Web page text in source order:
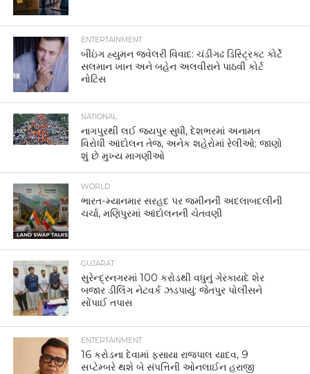
ENTERTAINMENT
બીઇંગ હ્યુમન જ્વેલરી વિવાદ: ચંડીગઢ ડિસ્ટ્રિક્ટ કોર્ટે
સલમાન ખાન અને બહેન અલવીરાને પાઠવી કોર્ટ
નોટિસ
NATIONAL
નાગપુરથી લઈ જયપુર સુધી, દેશભરમાં અનામત
વિરોધી આંદોલન તેજ, અનેક શહેરોમાં રેલીઓ; જાણો
શું છે મુખ્ય માગણીઓ
WORLD
ભારત-મ્યાનમાર સરહદ પર જમીનની અદલાબદલીની
ચર્ચા, મણિપુરમાં આંદોલનની ચેતવણી
GUJARAT
સુરેન્દ્રનગરમાં 100 કરોડથી વધુનું ગેરકાયદે શેર
બજાર ડીલિંગ નેટવર્ક ઝડપાયું: જેતપુર પોલીસને
સોંપાઈ તપાસ
ENTERTAINMENT
16 કરોડના દેવામાં ફસાયા રાજપાલ યાદવ, 9
સપ્ટેમ્બરે થશે બે સંપત્તિની ઓનલાઈન હરાજી